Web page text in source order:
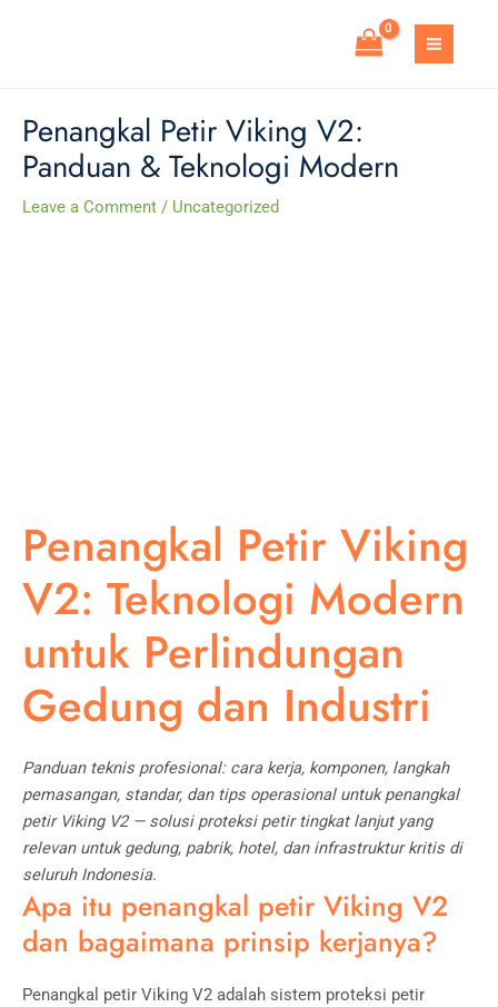
MAIN
Penangkal Petir Viking V2:
Panduan & Teknologi Modern
Leave a Comment / Uncategorized
Penangkal Petir Viking
V2: Teknologi Modern
untuk Perlindungan
Gedung dan Industri
Panduan teknis profesional: cara kerja, komponen, langkah
pemasangan, standar, dan tips operasional untuk penangkal
petir Viking V2 — solusi proteksi petir tingkat lanjut yang
relevan untuk gedung, pabrik, hotel, dan infrastruktur kritis di
seluruh Indonesia.
Apa itu penangkal petir Viking V2
dan bagaimana prinsip kerjanya?
Penangkal petir Viking V2 adalah sistem proteksi petir